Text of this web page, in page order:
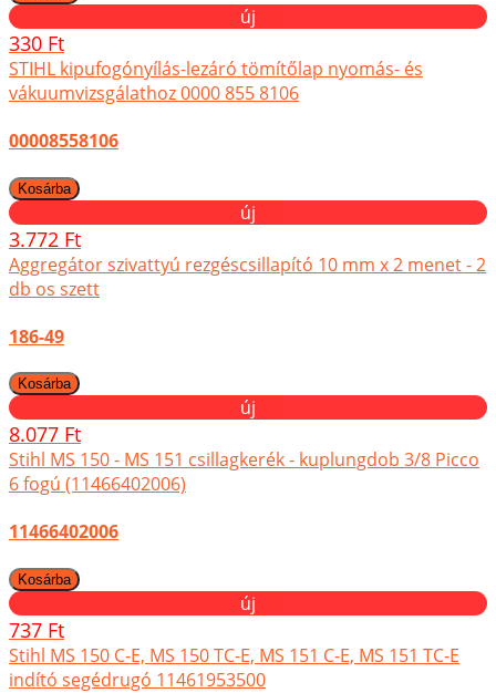
új
330 Ft
STIHL kipufogónyílás-lezáró tömítőlap nyomás- és
vákuumvizsgálathoz 0000 855 8106
00008558106
új
3.772 Ft
Aggregátor szivattyú rezgéscsillapító 10 mm x 2 menet - 2
db os szett
186-49
új
8.077 Ft
Stihl MS 150 - MS 151 csillagkerék - kuplungdob 3/8 Picco
6 fogú (11466402006)
11466402006
új
737 Ft
Stihl MS 150 C-E, MS 150 TC-E, MS 151 C-E, MS 151 TC-E
indító segédrugó 11461953500